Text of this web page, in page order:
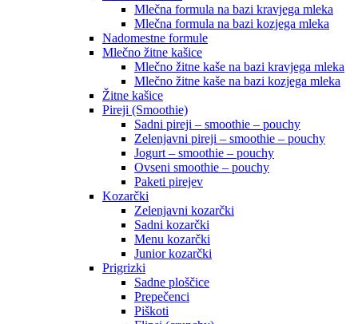
Mlečna formula na bazi kravjega mleka
Mlečna formula na bazi kozjega mleka
Nadomestne formule
Mlečno žitne kašice
Mlečno žitne kaše na bazi kravjega mleka
Mlečno žitne kaše na bazi kozjega mleka
Žitne kašice
Pireji (Smoothie)
Sadni pireji – smoothie – pouchy
Zelenjavni pireji – smoothie – pouchy
Jogurt – smoothie – pouchy
Ovseni smoothie – pouchy
Paketi pirejev
Kozarčki
Zelenjavni kozarčki
Sadni kozarčki
Menu kozarčki
Junior kozarčki
Prigrizki
Sadne ploščice
Prepečenci
Piškoti